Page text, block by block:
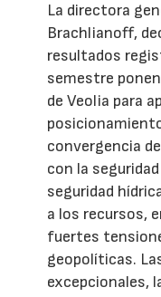
La directora
Brachlianoff,
resultados
semestre
de Veolia para
convergencia
con la
seguridad
a los recursos,
fuertes
geopolíticas.
excepcionales,